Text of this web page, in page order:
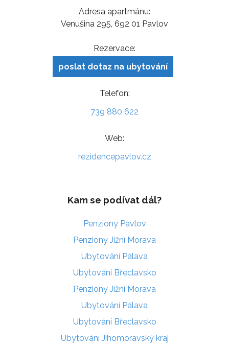
Adresa apartmánu:
Venušina 295, 692 01 Pavlov
Rezervace:
poslat dotaz na ubytování
Telefon:
739 880 622
Web:
rezidencepavlov.cz
Kam se podívat dál?
Penziony Pavlov
Penziony Jižní Morava
Ubytování Pálava
Ubytování Břeclavsko
Penziony Jižní Morava
Ubytování Pálava
Ubytování Břeclavsko
Ubytování Jihomoravský kraj